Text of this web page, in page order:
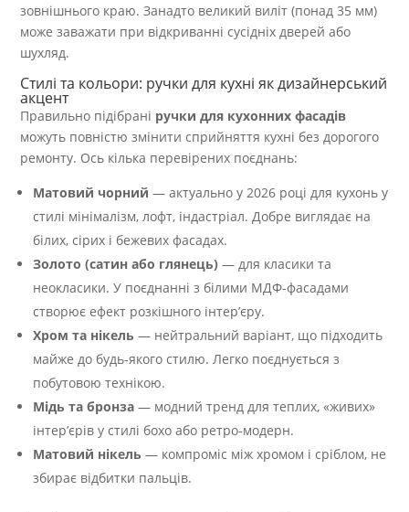
зовнішнього краю. Занадто великий виліт (понад 35 мм)
може заважати при відкриванні сусідніх дверей або
шухляд.
Стилі та кольори: ручки для кухні як дизайнерський
акцент
Правильно підібрані ручки для кухонних фасадів
можуть повністю змінити сприйняття кухні без дорогого
ремонту. Ось кілька перевірених поєднань:
Матовий чорний — актуально у 2026 році для кухонь у
стилі мінімалізм, лофт, індастріал. Добре виглядає на
білих, сірих і бежевих фасадах.
Золото (сатин або глянець) — для класики та
неокласики. У поєднанні з білими МДФ-фасадами
створює ефект розкішного інтер’єру.
Хром та нікель — нейтральний варіант, що підходить
майже до будь-якого стилю. Легко поєднується з
побутовою технікою.
Мідь та бронза — модний тренд для теплих, «живих»
інтер’єрів у стилі бохо або ретро-модерн.
Матовий нікель — компроміс між хромом і сріблом, не
збирає відбитки пальців.